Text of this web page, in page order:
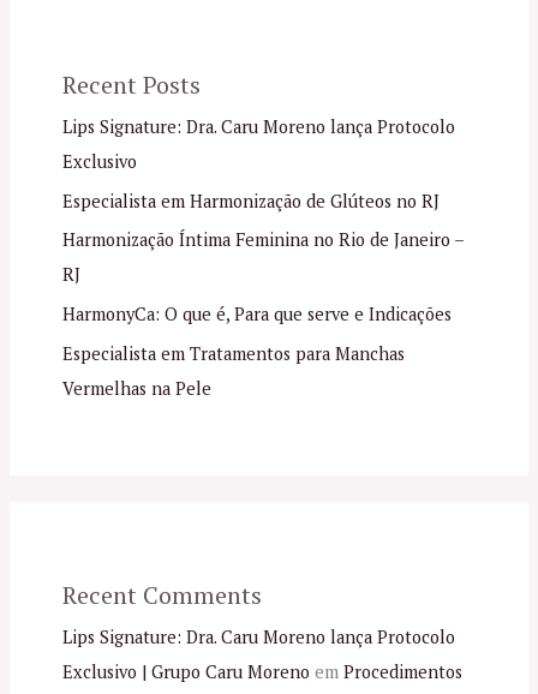
Recent Posts
Lips Signature: Dra. Caru Moreno lança Protocolo
Exclusivo
Especialista em Harmonização de Glúteos no RJ
Harmonização Íntima Feminina no Rio de Janeiro –
RJ
HarmonyCa: O que é, Para que serve e Indicações
Especialista em Tratamentos para Manchas
Vermelhas na Pele
Recent Comments
Lips Signature: Dra. Caru Moreno lança Protocolo
Exclusivo | Grupo Caru Moreno em Procedimentos